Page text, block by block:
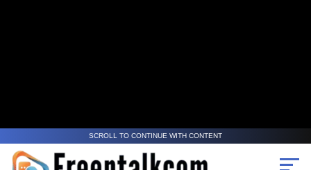
SCROLL TO CONTINUE WITH CONTENT